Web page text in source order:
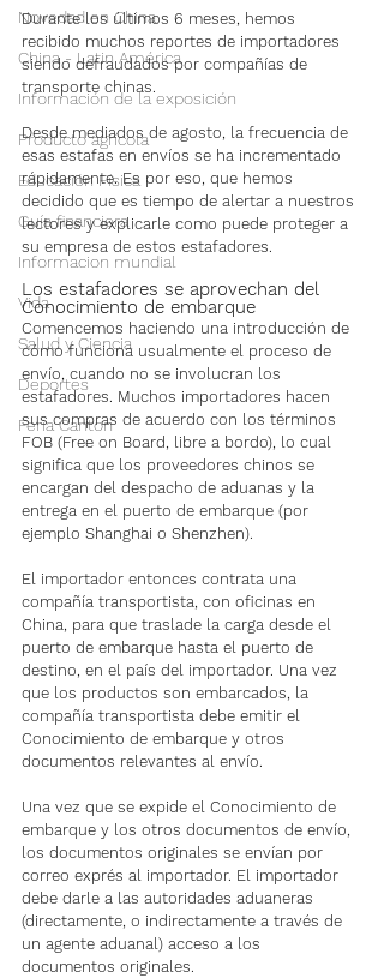
Novedad en China
China - Latin América
Información de la exposición
Producto agrícola
Educación Física
Guía financiera
Informacion mundial
Vida
Salud y Ciencia
Deportes
Feria Canton
Durante los últimos 6 meses, hemos
recibido muchos reportes de importadores
siendo defraudados por compañías de
transporte chinas.
Desde mediados de agosto, la frecuencia de
esas estafas en envíos se ha incrementado
rápidamente. Es por eso, que hemos
decidido que es tiempo de alertar a nuestros
lectores y explicarle como puede proteger a
su empresa de estos estafadores.
Los estafadores se aprovechan del
Conocimiento de embarque
Comencemos haciendo una introducción de
cómo funciona usualmente el proceso de
envío, cuando no se involucran los
estafadores. Muchos importadores hacen
sus compras de acuerdo con los términos
FOB (Free on Board, libre a bordo), lo cual
significa que los proveedores chinos se
encargan del despacho de aduanas y la
entrega en el puerto de embarque (por
ejemplo Shanghai o Shenzhen).
El importador entonces contrata una
compañía transportista, con oficinas en
China, para que traslade la carga desde el
puerto de embarque hasta el puerto de
destino, en el país del importador. Una vez
que los productos son embarcados, la
compañía transportista debe emitir el
Conocimiento de embarque y otros
documentos relevantes al envío.
Una vez que se expide el Conocimiento de
embarque y los otros documentos de envío,
los documentos originales se envían por
correo exprés al importador. El importador
debe darle a las autoridades aduaneras
(directamente, o indirectamente a través de
un agente aduanal) acceso a los
documentos originales.